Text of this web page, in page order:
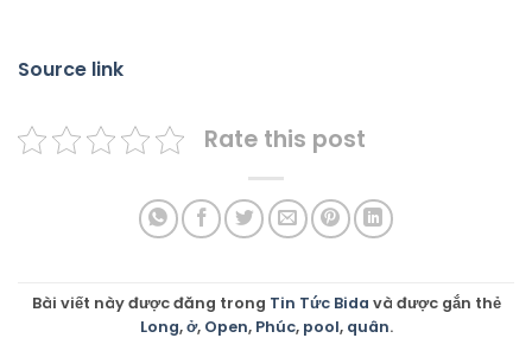
Source link
Rate this post
Bài viết này được đăng trong Tin Tức Bida và được gắn thẻ
Long,ở, Open, Phúc, pool, quân.